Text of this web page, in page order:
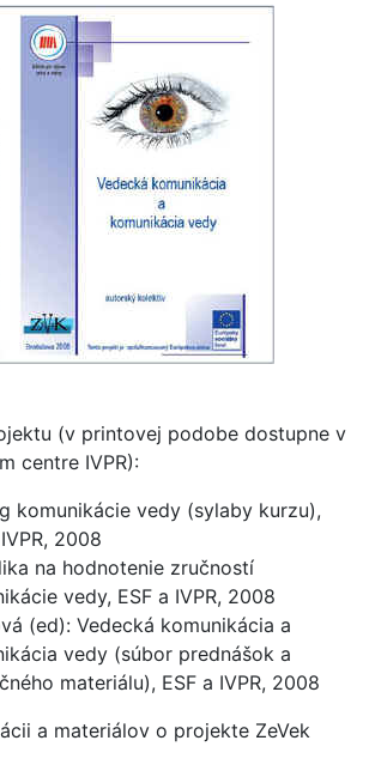
(v printovej podobe dostupne v
centre IVPR):
komunikácie vedy (sylaby kurzu),
2008
na hodnotenie zručností
vedy, ESF a IVPR, 2008
(ed): Vedecká komunikácia a
vedy (súbor prednášok a
materiálu), ESF a IVPR, 2008
a materiálov o projekte ZeVek